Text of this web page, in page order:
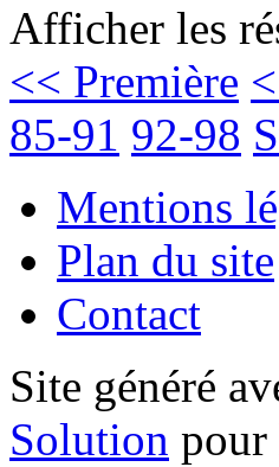
Afficher les
<< Première
85-91 92-98
Mentions
Plan du site
Contact
Site généré
Solution pour